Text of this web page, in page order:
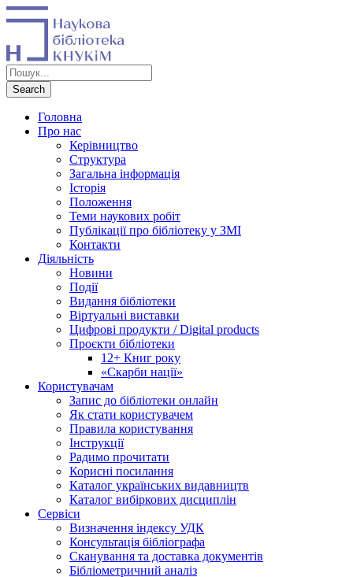
Головна
Про нас
Керівництво
Структура
Загальна інформація
Історія
Положення
Теми наукових робіт
Публікації про бібліотеку у ЗМІ
Контакти
Діяльність
Новини
Події
Видання бібліотеки
Віртуальні виставки
Цифрові продукти / Digital products
Проєкти бібліотеки
12+ Книг року
«Скарби нації»
Користувачам
Запис до бібліотеки онлайн
Як стати користувачем
Правила користування
Інструкції
Радимо прочитати
Корисні посилання
Каталог українських видавництв
Каталог вибіркових дисциплін
Сервіси
Визначення індексу УДК
Консультація бібліографа
Сканування та доставка документів
Бібліометричний аналіз